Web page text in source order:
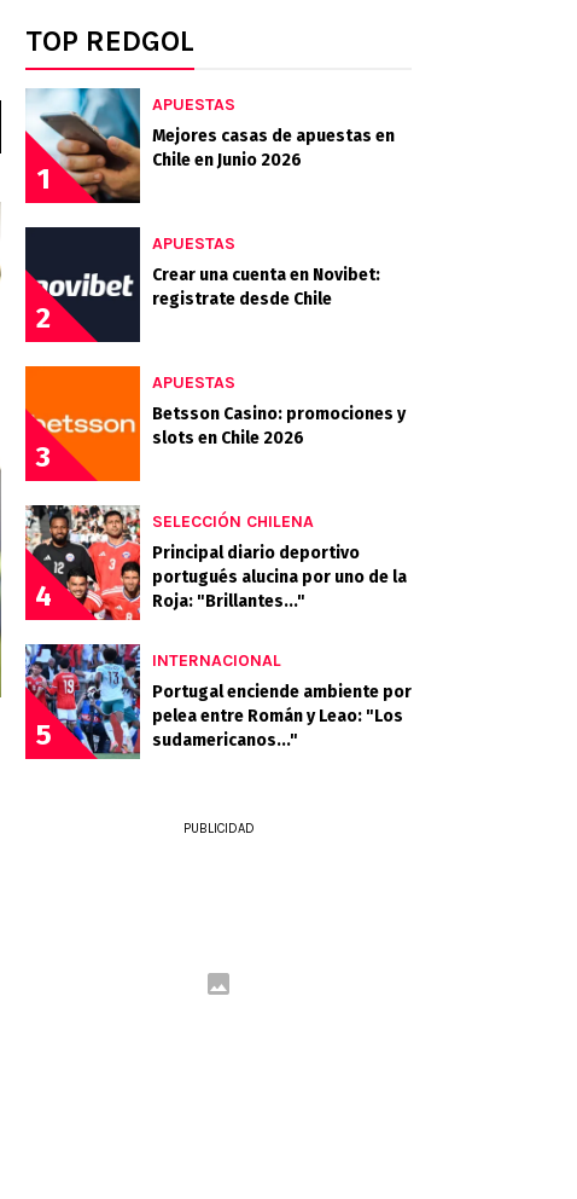
TOP REDGOL
1
APUESTAS
Mejores casas de apuestas en
Chile en Junio 2026
2
APUESTAS
Crear una cuenta en Novibet:
registrate desde Chile
3
APUESTAS
Betsson Casino: promociones y
slots en Chile 2026
4
SELECCIÓN CHILENA
Principal diario deportivo
portugués alucina por uno de la
Roja: "Brillantes..."
5
INTERNACIONAL
Portugal enciende ambiente por
pelea entre Román y Leao: "Los
sudamericanos..."
PUBLICIDAD